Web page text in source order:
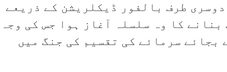
طرف بالفور ڈیکلریشن کے ذریعے
کا وہ سلسلہ آغاز ہوا جس کی وجہ
بجائے سرمائے کی تقسیم کی جنگ میں